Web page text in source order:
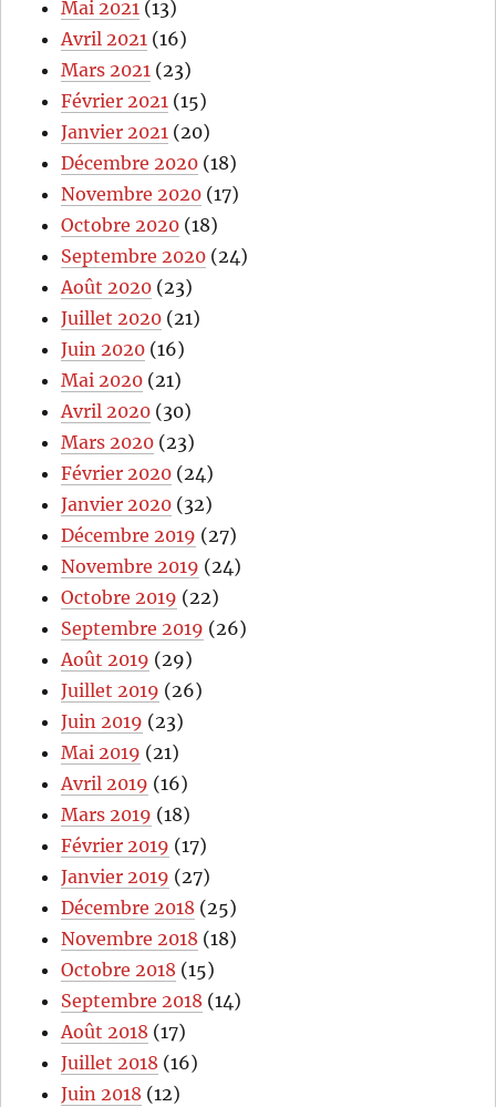
Mai 2021 (13)
Avril 2021 (16)
Mars 2021 (23)
Février 2021 (15)
Janvier 2021 (20)
Décembre 2020 (18)
Novembre 2020 (17)
Octobre 2020 (18)
Septembre 2020 (24)
Août 2020 (23)
Juillet 2020 (21)
Juin 2020 (16)
Mai 2020 (21)
Avril 2020 (30)
Mars 2020 (23)
Février 2020 (24)
Janvier 2020 (32)
Décembre 2019 (27)
Novembre 2019 (24)
Octobre 2019 (22)
Septembre 2019 (26)
Août 2019 (29)
Juillet 2019 (26)
Juin 2019 (23)
Mai 2019 (21)
Avril 2019 (16)
Mars 2019 (18)
Février 2019 (17)
Janvier 2019 (27)
Décembre 2018 (25)
Novembre 2018 (18)
Octobre 2018 (15)
Septembre 2018 (14)
Août 2018 (17)
Juillet 2018 (16)
Juin 2018 (12)